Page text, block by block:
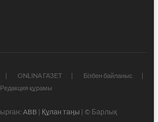
ONLINA ГАЗЕТ
Бізбен байланыс
Редакция құрамы
ABB | Құлан таңы | © Барлық